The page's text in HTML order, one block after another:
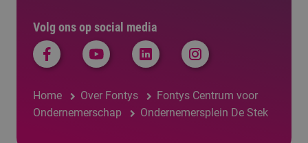
Volg ons op social media
Home Over Fontys
Fontys Centrum voor
Ondernemerschap
Ondernemersplein De Stek